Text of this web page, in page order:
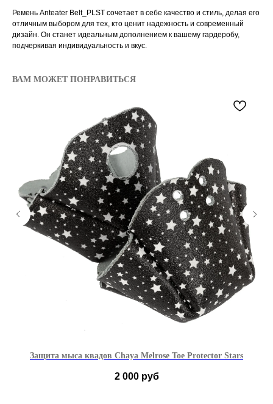
Ремень Anteater Belt_PLST сочетает в себе качество и стиль, делая его
отличным выбором для тех, кто ценит надежность и современный
дизайн. Он станет идеальным дополнением к вашему гардеробу,
подчеркивая индивидуальность и вкус.
ВАМ МОЖЕТ ПОНРАВИТЬСЯ
Защита мыса квадов Chaya Melrose Toe Protector Stars
2 000 руб